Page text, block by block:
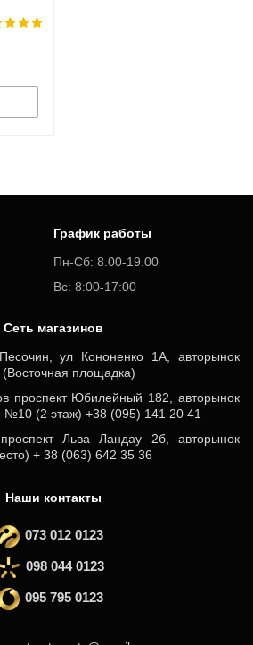
График работы
Пн-Сб: 8.00-19.00
Вс: 8:00-17:00
Cеть магазинов
ул Кононенко 1А, авторынок
площадка)
проспект Юбилейный 182, авторынок
№10 (2 этаж) +38 (095) 141 20 41
проспект Льва Ландау 2б, авторынок
+ 38 (063) 642 35 36
Наши контакты
073 012 0123
098 044 0123
095 795 0123